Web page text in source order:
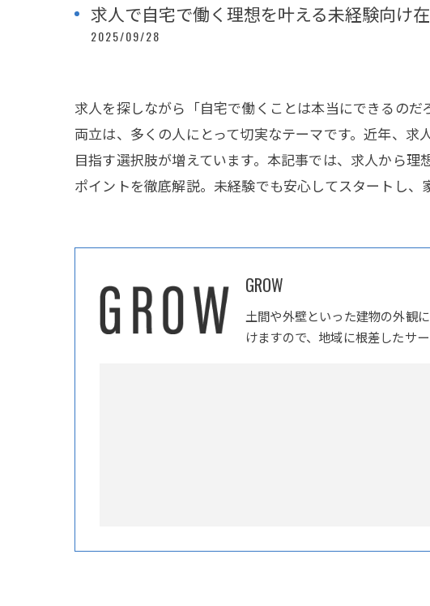
求人で自宅で働く理想を叶える未経験向け
2025/09/28
求人を探しながら「自宅で働くことは本当にできるの
両立は、多くの人にとって切実なテーマです。近年、
目指す選択肢が増えています。本記事では、求人から
ポイントを徹底解説。未経験でも安心してスタートし
GROW
土間や外壁といった建物の外観
けますので、地域に根差したサ